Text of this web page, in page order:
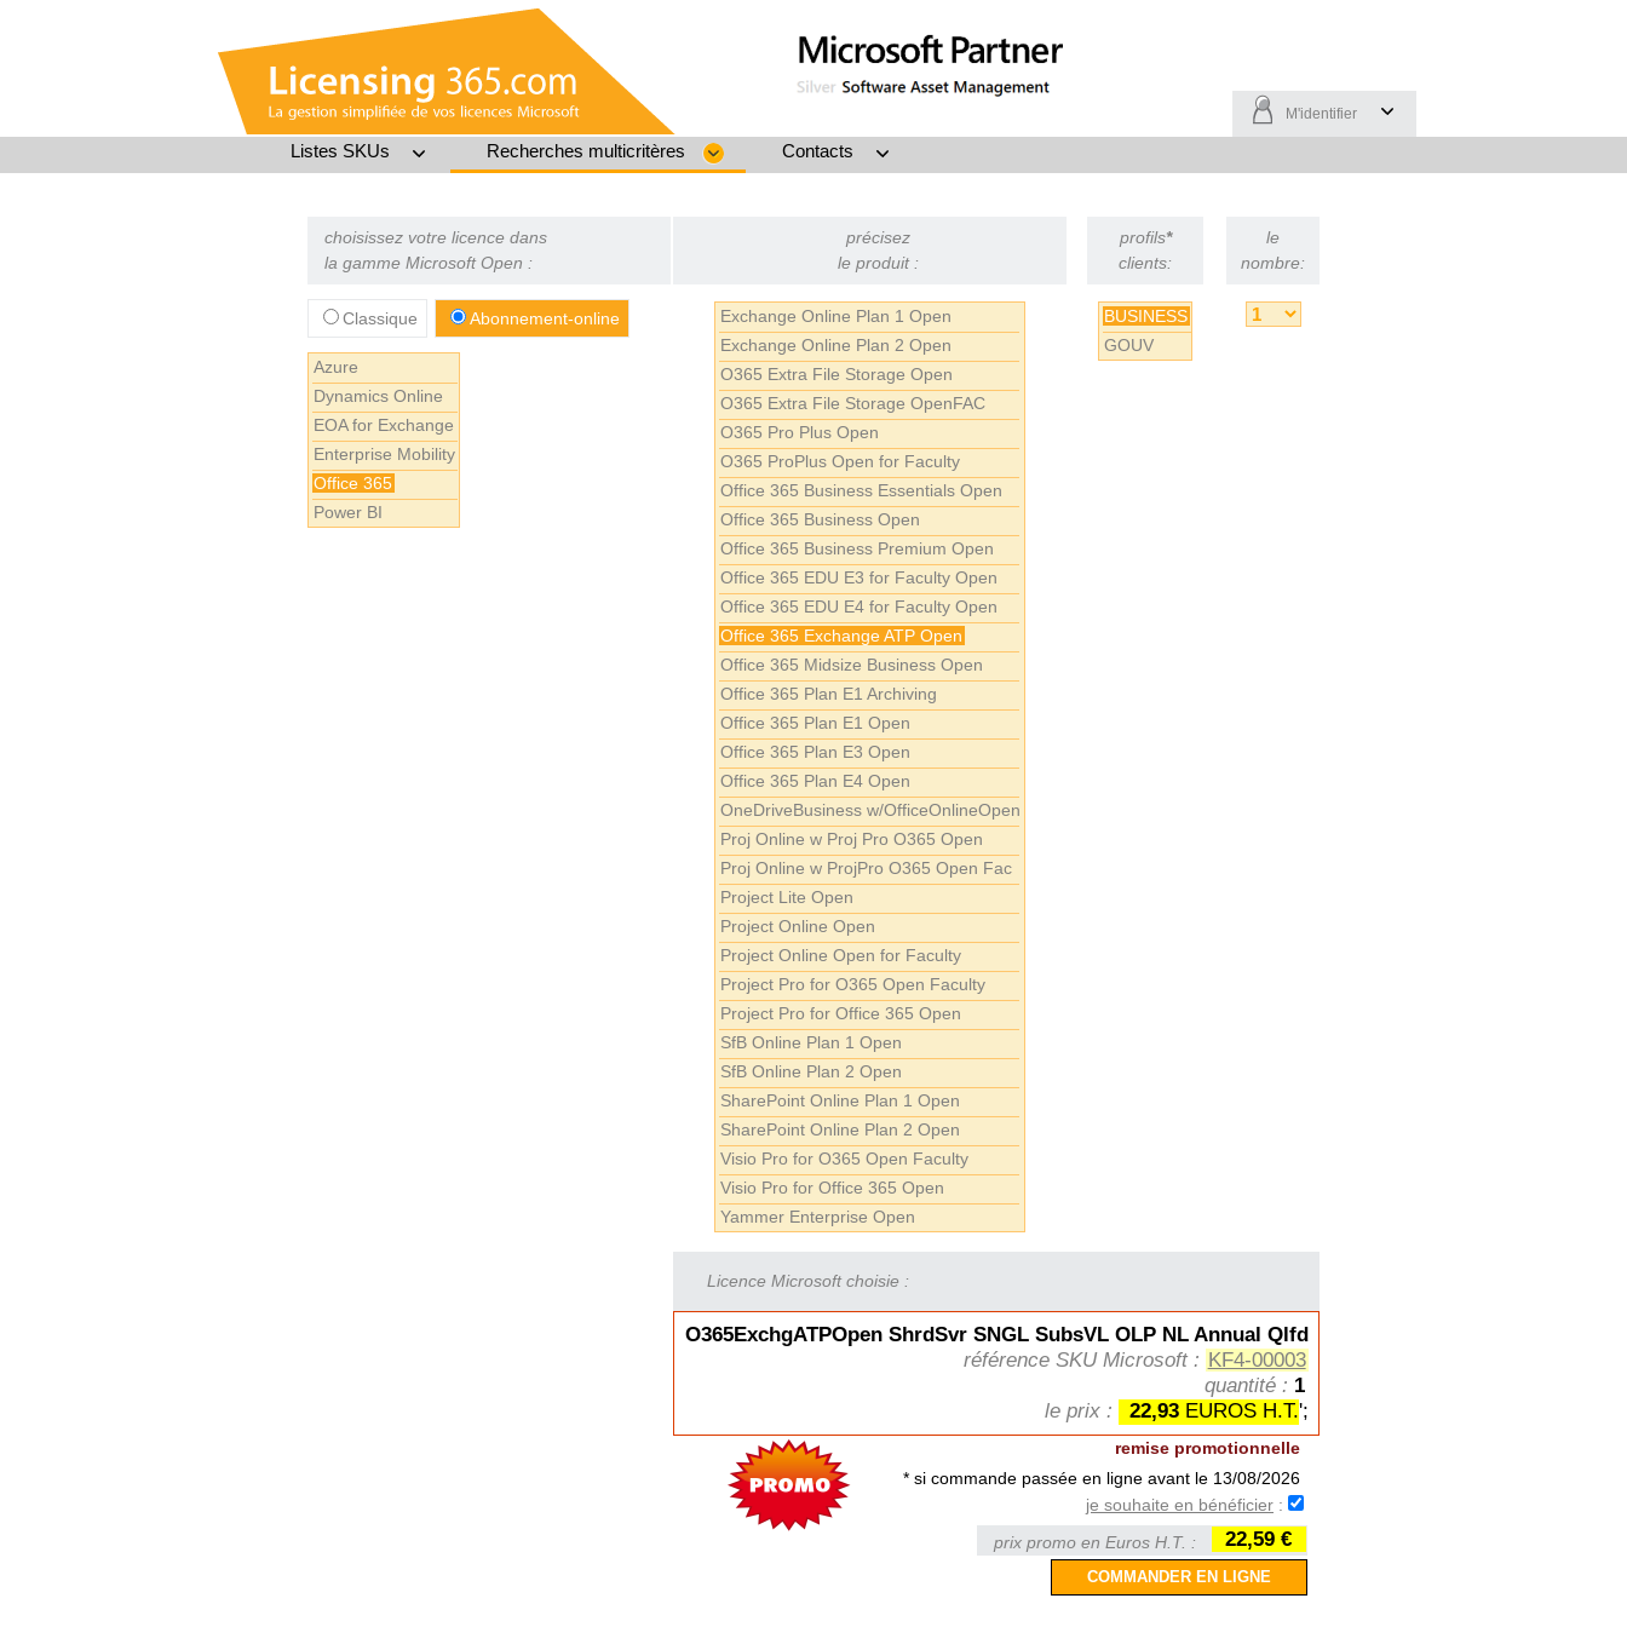
M'identifier
Listes SKUs Recherches multicritères Contacts
choisissez votre licence dans
la gamme Microsoft Open :
Classique Abonnement-online
Azure
Dynamics Online
EOA for Exchange
Enterprise Mobility
Office 365
Power BI
précisez
le produit :
Exchange Online Plan 1 Open
Exchange Online Plan 2 Open
O365 Extra File Storage Open
O365 Extra File Storage OpenFAC
O365 Pro Plus Open
O365 ProPlus Open for Faculty
Office 365 Business Essentials Open
Office 365 Business Open
Office 365 Business Premium Open
Office 365 EDU E3 for Faculty Open
Office 365 EDU E4 for Faculty Open
Office 365 Exchange ATP Open
Office 365 Midsize Business Open
Office 365 Plan E1 Archiving
Office 365 Plan E1 Open
Office 365 Plan E3 Open
Office 365 Plan E4 Open
OneDriveBusiness w/OfficeOnlineOpen
Proj Online w Proj Pro O365 Open
Proj Online w ProjPro O365 Open Fac
Project Lite Open
Project Online Open
Project Online Open for Faculty
Project Pro for O365 Open Faculty
Project Pro for Office 365 Open
SfB Online Plan 1 Open
SfB Online Plan 2 Open
SharePoint Online Plan 1 Open
SharePoint Online Plan 2 Open
Visio Pro for O365 Open Faculty
Visio Pro for Office 365 Open
Yammer Enterprise Open
profils*
clients:
BUSINESS
GOUV
le
nombre:
Licence Microsoft choisie :
O365ExchgATPOpen ShrdSvr SNGL SubsVL OLP NL Annual Qlfd
référence SKU Microsoft : KF4-00003
quantité : 1
le prix :
22,93EUROS H.T.';
remise promotionnelle
* si commande passée en ligne avant le 13/08/2026
je souhaite en bénéficier :
22,59 €
prix promo en Euros H.T. :